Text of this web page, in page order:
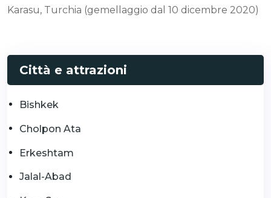
Karasu, Turchia (gemellaggio dal 10 dicembre 2020)
Città e attrazioni
Bishkek
Cholpon Ata
Erkeshtam
Jalal-Abad